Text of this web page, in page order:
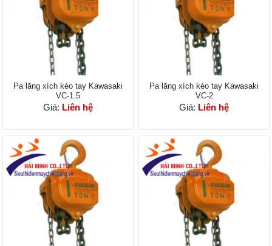
Pa lăng xích kéo tay Kawasaki
VC-1.5
Giá: Liên hệ
Pa lăng xích kéo tay Kawasaki
VC-2
Giá: Liên hệ